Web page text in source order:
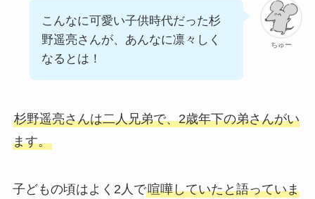
ちゅー
こんなに可愛い子供時代だった杉
野遥亮さんが、あんなに凛々しく
なるとは！
杉野遥亮さんは二人兄弟で、2歳年下の弟さんがい
ます。
子どもの頃はよく2人で喧嘩していたと語っていま